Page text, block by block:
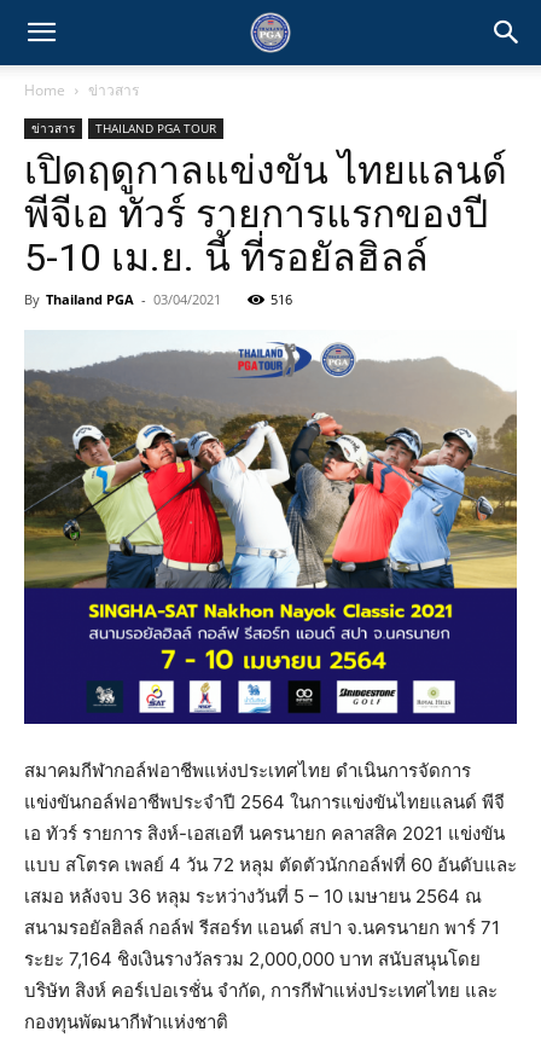
Home ข่าวสาร
ข่าวสาร THAILAND PGA TOUR
เปิดฤดูกาลแข่งขัน ไทยแลนด์
พีจีเอ ทัวร์ รายการแรกของปี
5-10 เม.ย. นี้ ที่รอยัลฮิลล์
By Thailand PGA - 03/04/2021 516
สมาคมกีฬากอล์ฟอาชีพแห่งประเทศไทย ดำเนินการจัดการ
แข่งขันกอล์ฟอาชีพประจำปี 2564 ในการแข่งขันไทยแลนด์ พีจี
เอ ทัวร์ รายการ สิงห์-เอสเอที นครนายก คลาสสิค 2021 แข่งขัน
แบบ สโตรค เพลย์ 4 วัน 72 หลุม ตัดตัวนักกอล์ฟที่ 60 อันดับและ
เสมอ หลังจบ 36 หลุม ระหว่างวันที่ 5 – 10 เมษายน 2564 ณ
สนามรอยัลฮิลล์ กอล์ฟ รีสอร์ท แอนด์ สปา จ.นครนายก พาร์ 71
ระยะ 7,164 ชิงเงินรางวัลรวม 2,000,000 บาท สนับสนุนโดย
บริษัท สิงห์ คอร์เปอเรชั่น จำกัด, การกีฬาแห่งประเทศไทย และ
กองทุนพัฒนากีฬาแห่งชาติ